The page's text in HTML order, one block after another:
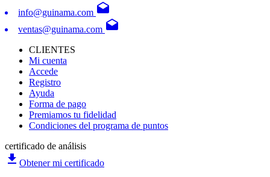
info@guinama.com drafts
ventas@guinama.com drafts
CLIENTES
Mi cuenta
Accede
Registro
Ayuda
Forma de pago
Premiamos tu fidelidad
Condiciones del programa de puntos
certificado de análisis
file_download Obtener mi certificado